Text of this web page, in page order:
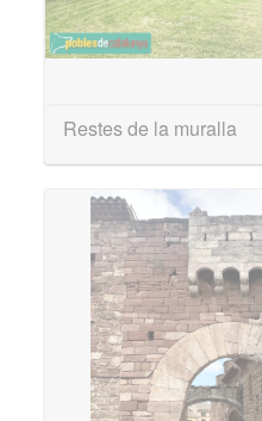
Restes de la muralla